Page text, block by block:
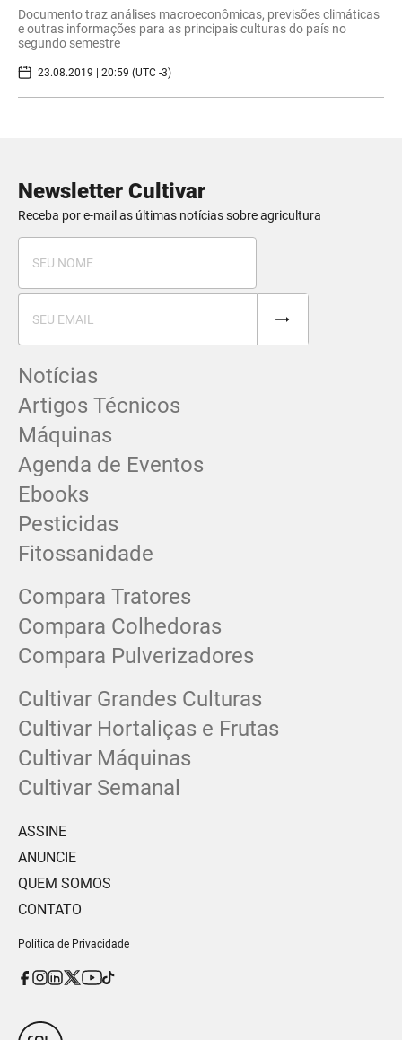
Documento traz análises macroeconômicas, previsões climáticas
e outras informações para as principais culturas do país no
segundo semestre
23.08.2019 | 20:59 (UTC -3)
Newsletter Cultivar
Receba por e-mail as últimas notícias sobre agricultura
Notícias
Artigos Técnicos
Máquinas
Agenda de Eventos
Ebooks
Pesticidas
Fitossanidade
Compara Tratores
Compara Colhedoras
Compara Pulverizadores
Cultivar Grandes Culturas
Cultivar Hortaliças e Frutas
Cultivar Máquinas
Cultivar Semanal
ASSINE
ANUNCIE
QUEM SOMOS
CONTATO
Política de Privacidade